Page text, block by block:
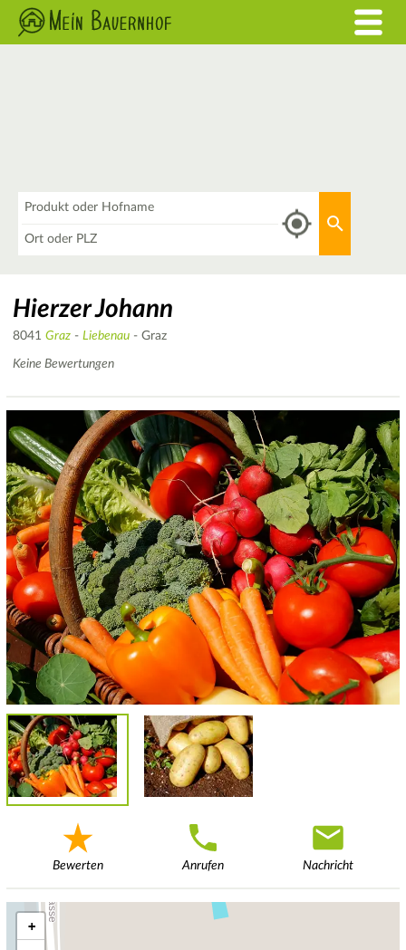
Hierzer Johann
8041 Graz - Liebenau - Graz
Keine Bewertungen
Bewerten Anrufen Nachricht
+